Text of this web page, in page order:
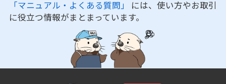
「マニュアル・よくある質問」 には、使い方やお取引
に役立つ情報がまとまっています。